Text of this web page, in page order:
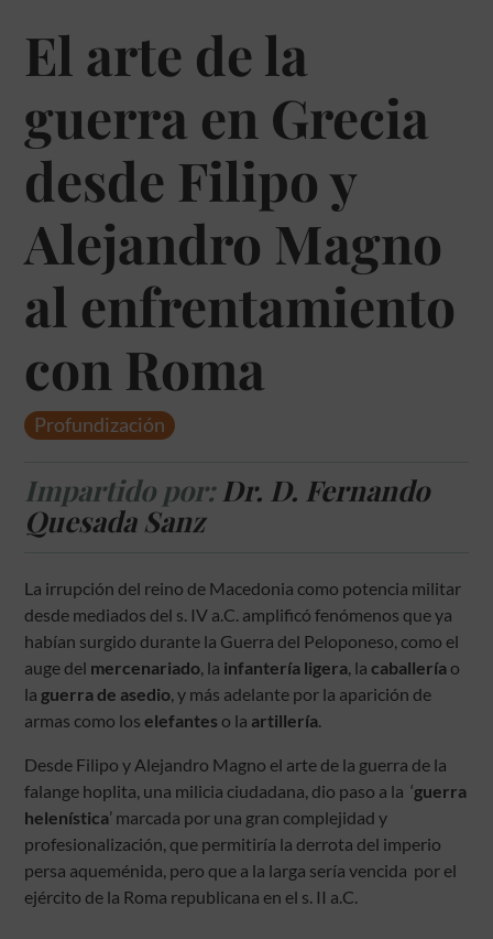
El arte de la
guerra en Grecia
desde Filipo y
Alejandro Magno
al enfrentamiento
con Roma
Profundización
Impartido por: Dr. D. Fernando
Quesada Sanz
La irrupción del reino de Macedonia como potencia militar
desde mediados del s. IV a.C. amplificó fenómenos que ya
habían surgido durante la Guerra del Peloponeso, como el
auge del mercenariado , la infantería ligera , lacaballería o
la guerra de asedio , y más adelante por la aparición de
armas como loselefantes o la artillería
Desde Filipo y Alejandro Magno el arte de la guerra de la
falange hoplita, una milicia ciudadana, dio paso a la ‘guerra
helenística’ marcada por una gran complejidad y
profesionalización, que permitiría la derrota del imperio
persa aqueménida, pero que a la larga sería vencida por el
ejército de la Roma republicana en el s. II a.C.